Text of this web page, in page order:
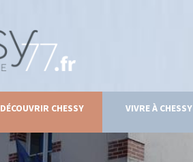
DÉCOUVRIR CHESSY VIVRE À CHESSY